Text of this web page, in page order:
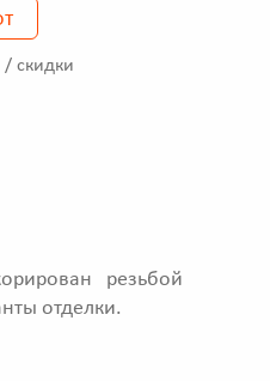
/ скидки
резьбой
отделки.